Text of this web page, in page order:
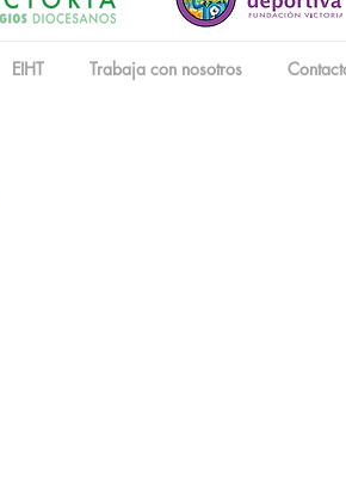
EIHT Trabaja con nosotros